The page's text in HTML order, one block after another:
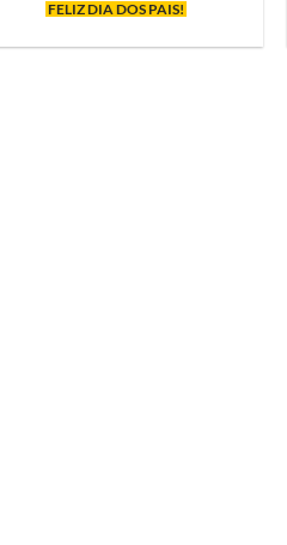
FELIZ DIA DOS PAIS!